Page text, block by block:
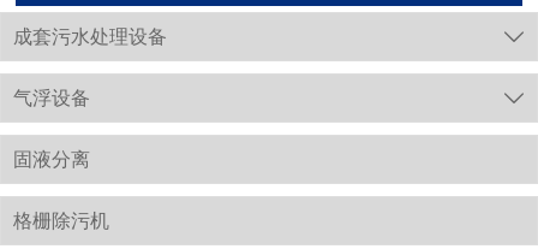
成套污水处理设备 
气浮设备 
固液分离
格栅除污机